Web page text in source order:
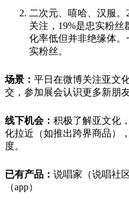
二次元、嘻哈、汉服。
关注，19%是忠实粉
化率低但并非绝缘体。
实粉丝。
场景： 平日在微博关注亚文
交，参加展会认识更多新朋
线下机会： 积极了解亚文化
化拉近（如推出跨界商品）
度。
已有产品： 说唱家（说唱社
（app）